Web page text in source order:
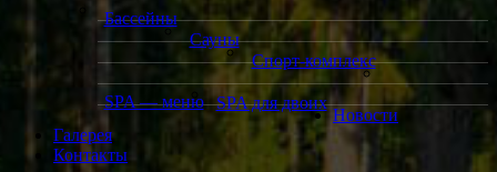
Бассейны
Сауны
Спорт-комплекс
SPA — меню SPA для двоих
Новости
Галерея
Контакты